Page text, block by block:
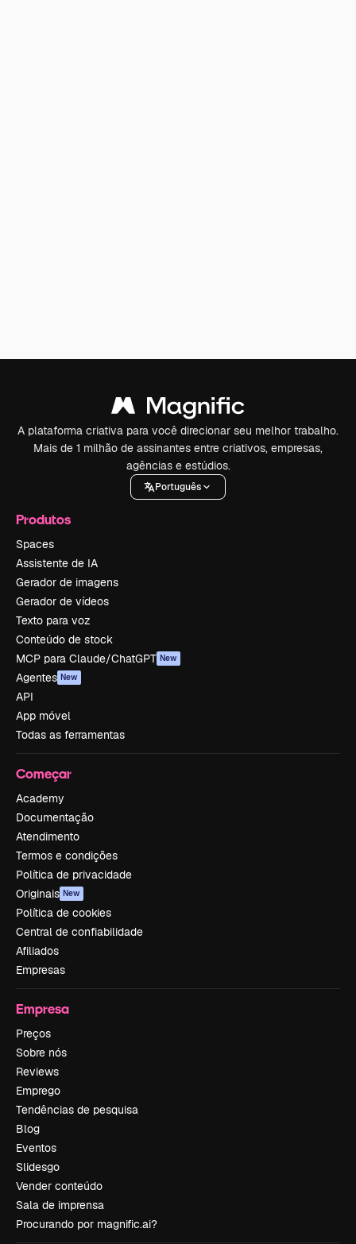
A plataforma criativa para você direcionar seu melhor trabalho.
Mais de 1 milhão de assinantes entre criativos, empresas,
agências e estúdios.
Português
Produtos
Spaces
Assistente de IA
Gerador de imagens
Gerador de vídeos
Texto para voz
Conteúdo de stock
MCP para Claude/ChatGPT New
Agentes New
API
App móvel
Todas as ferramentas
Começar
Academy
Documentação
Atendimento
Termos e condições
Política de privacidade
Originais New
Política de cookies
Central de confiabilidade
Afiliados
Empresas
Empresa
Preços
Sobre nós
Reviews
Emprego
Tendências de pesquisa
Blog
Eventos
Slidesgo
Vender conteúdo
Sala de imprensa
Procurando por magnific.ai?